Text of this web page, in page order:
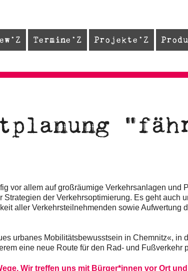
Termine Projekte
vor allem auf großräumige Verkehrsanlagen und
der Verkehrsoptimierung. Es geht auch
aller Verkehrsteilnehmenden sowie Aufwertung
urbanes Mobilitätsbewusstsein in Chemnitz«, in
eine neue Route für den Rad- und Fußverkehr
Wir treffen uns mit Bürger*innen vor Ort